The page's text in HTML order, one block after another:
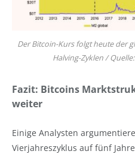
Der Bitcoin-Kurs folgt heute der
Halving-Zyklen /
Fazit: Bitcoins
weiter
Einige Analysten
Vierjahreszyklus auf fünf